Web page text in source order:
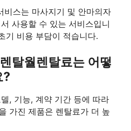
비스는 마사지기 및 안마의자
사용할 수 있는 서비스입니
기 비용 부담이 적습니다.
탈월렌탈료는 어떻
?
, 기능, 계약 기간 등에 따라
가진 제품은 렌탈료가 더 높